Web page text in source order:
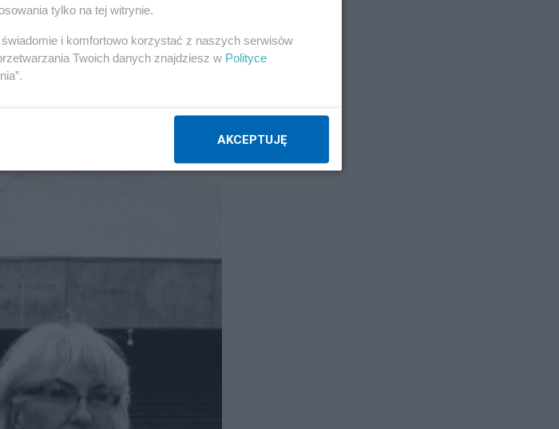
Wolimy żyć bez
tylko na tej witrynie.
i komfortowo korzystać z naszych serwisów
Twoich danych znajdziesz w Polityce
AKCEPTUJĘ